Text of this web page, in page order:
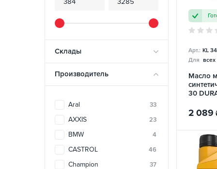
Склады
Производитель
Aral 33
AXXIS 23
BMW 4
CASTROL 46
Champion 37
Арт.: KL
Для
Масло
30
2 089